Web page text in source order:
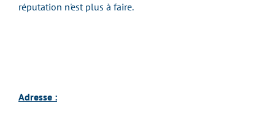
réputation n'est plus à faire.
Adresse :